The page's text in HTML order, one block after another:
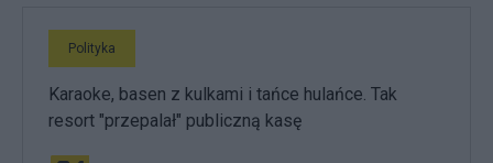
Polityka
Karaoke, basen z kulkami i tańce hulańce. Tak
resort "przepalał" publiczną kasę